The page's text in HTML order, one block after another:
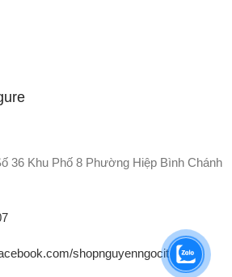
36 Khu Phố 8 Phường Hiệp Bình Chánh
shopnguyenngocit